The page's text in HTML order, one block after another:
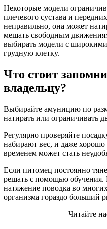
Некоторые модели
плечевого сустава и
неправильно, она может
мешать свободным
выбирать модели с
грудную клетку.
Что стоит
владельцу?
Выбирайте амуницию по
натирать или ограничивать
Регулярно проверяйте
набирают вес, и даже
временем может стать
Если питомец постоянно
решать с помощью
натяжение поводка во
организма гораздо больший
Читайте